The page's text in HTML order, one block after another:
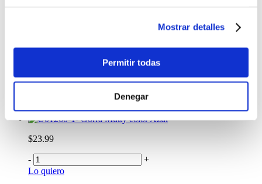
Mostrar detalles
Permitir todas
Denegar
Lo quiero
Billetera Totto para Hombre Falangero
$21.00
+
Lo quiero
Gorra Mutty color Azul
$23.99
-
+
Lo quiero